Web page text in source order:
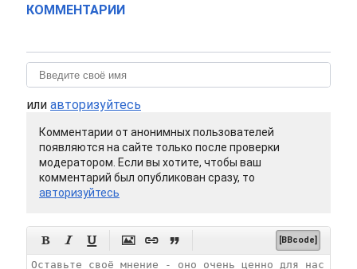
КОММЕНТАРИИ
или авторизуйтесь
Комментарии от анонимных пользователей
появляются на сайте только после проверки
модератором. Если вы хотите, чтобы ваш
комментарий был опубликован сразу, то
авторизуйтесь
      [BBcode]